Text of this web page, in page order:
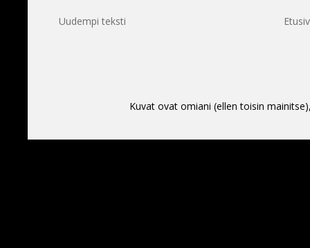
Uudempi teksti
Kuvat ovat omiani (ellen toisin